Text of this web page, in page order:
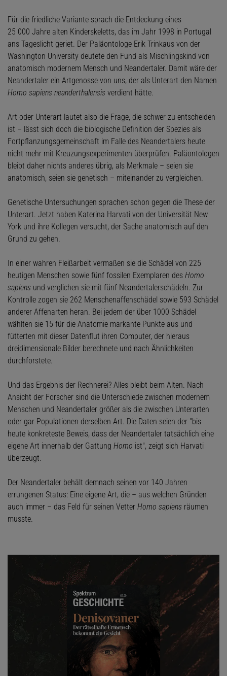
Für die friedliche Variante sprach die Entdeckung eines
25 000 Jahre alten Kinderskeletts, das im Jahr 1998 in Portugal
ans Tageslicht geriet. Der Paläontologe Erik Trinkaus von der
Washington University deutete den Fund als Mischlingskind von
anatomisch modernem Mensch und Neandertaler. Damit wäre der
Neandertaler ein Artgenosse von uns, der als Unterart den Namen
Homo sapiens neanderthalensis verdient hätte.
Art oder Unterart lautet also die Frage, die schwer zu entscheiden
ist – lässt sich doch die biologische Definition der Spezies als
Fortpflanzungsgemeinschaft im Falle des Neandertalers heute
nicht mehr mit Kreuzungsexperimenten überprüfen. Paläontologen
bleibt daher nichts anderes übrig, als Merkmale – seien sie
anatomisch, seien sie genetisch – miteinander zu vergleichen.
Genetische Untersuchungen sprachen schon gegen die These der
Unterart. Jetzt haben Katerina Harvati von der Universität New
York und ihre Kollegen versucht, der Sache anatomisch auf den
Grund zu gehen.
In einer wahren Fleißarbeit vermaßen sie die Schädel von 225
heutigen Menschen sowie fünf fossilen Exemplaren des Homo
sapiens und verglichen sie mit fünf Neandertalerschädeln. Zur
Kontrolle zogen sie 262 Menschenaffenschädel sowie 593 Schädel
anderer Affenarten heran. Bei jedem der über 1000 Schädel
wählten sie 15 für die Anatomie markante Punkte aus und
fütterten mit dieser Datenflut ihren Computer, der hieraus
dreidimensionale Bilder berechnete und nach Ähnlichkeiten
durchforstete.
Und das Ergebnis der Rechnerei? Alles bleibt beim Alten. Nach
Ansicht der Forscher sind die Unterschiede zwischen modernem
Menschen und Neandertaler größer als die zwischen Unterarten
oder gar Populationen derselben Art. Die Daten seien der "bis
heute konkreteste Beweis, dass der Neandertaler tatsächlich eine
eigene Art innerhalb der Gattung Homo ist", zeigt sich Harvati
überzeugt.
Der Neandertaler behält demnach seinen vor 140 Jahren
errungenen Status: Eine eigene Art, die – aus welchen Gründen
auch immer – das Feld für seinen Vetter Homo sapiens räumen
musste.